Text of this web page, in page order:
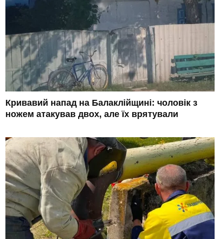
Кривавий напад на Балаклійщині: чоловік з
ножем атакував двох, але їх врятували